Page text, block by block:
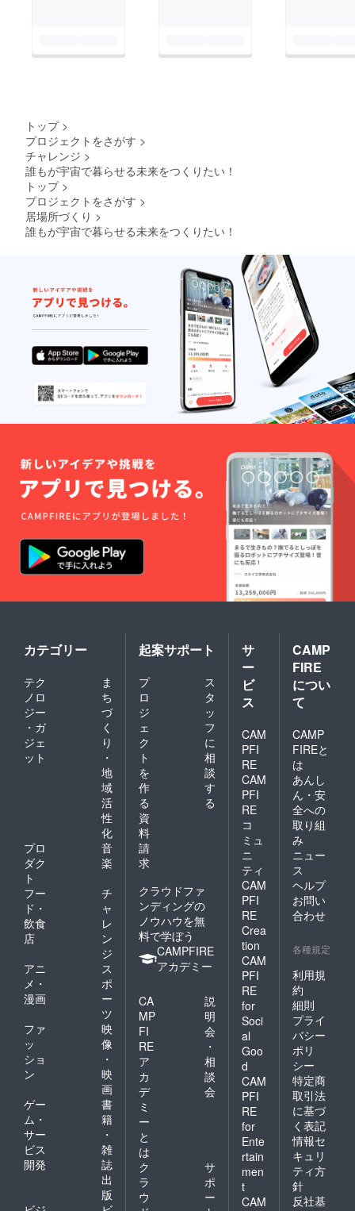
トップ >
プロジェクトをさがす >
チャレンジ >
誰もが宇宙で暮らせる未来をつくりたい！
トップ >
プロジェクトをさがす >
居場所づくり >
誰もが宇宙で暮らせる未来をつくりたい！
カテゴリー
テク
ノロ
ジー
・ガ
ジェ
ット
ま
ち
づ
く
り
・
地
域
活
性
化
プロ
ダク
ト
音
楽
フー
ド・
飲食
店
チ
ャ
レ
ン
ジ
アニ
メ・
漫画
ス
ポ
ー
ツ
ファ
ッ
ショ
ン
映
像
・
映
画
ゲー
ム・
サー
ビス
開発
書
籍
・
雑
誌
出
版
起案サポート
プ
ロ
ジ
ェ
ク
ト
を
作
る
ス
タ
ッ
フ
に
相
談
す
る
資
料
請
求
クラウドファ
ンディングの
ノウハウを無
料で学ぼう
CAMPFIRE
アカデミー
CA
MP
FI
RE
ア
カ
デ
ミ
ー
と
は
説
明
会
・
相
談
会
ク
ラ
ウ
サ
ポ
ー
サ
ー
ビ
ス
CAM
PFI
RE
CAM
PFI
RE
コ
ミュ
ニ
ティ
CAM
PFI
RE
Crea
tion
CAM
PFI
RE
for
Soci
al
Goo
d
CAM
PFI
RE
for
Ente
rtain
men
t
CAM
CAMP
FIRE
につい
て
CAMP
FIREと
は
あんし
ん・安
全への
取り組
み
ニュー
ス
ヘルプ
お問い
合わせ
各種規定
利用規
約
細則
プライ
バシー
ポリ
シー
特定商
取引法
に基づ
く表記
情報セ
キュリ
ティ方
針
反社基